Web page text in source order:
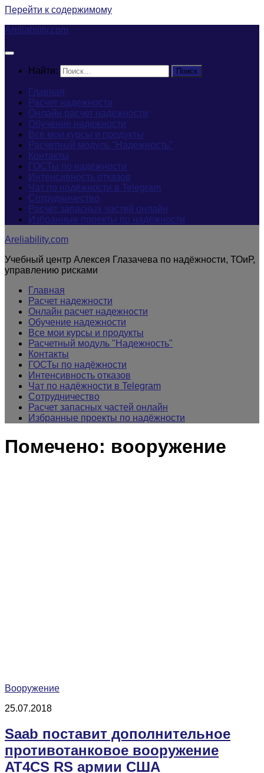
Перейти к содержимому
Areliability.com
Найти:
Главная
Расчет надежности
Онлайн расчет надежности
Обучение надежности
Все мои курсы и продукты
Расчетный модуль "Надежность"
Контакты
ГОСТы по надёжности
Интенсивность отказов
Чат по надёжности в Telegram
Сотрудничество
Расчет запасных частей онлайн
Избранные проекты по надёжности
Areliability.com
Учебный центр Алексея Глазачева по надёжности, ТОиР,
управлению рисками
Главная
Расчет надежности
Онлайн расчет надежности
Обучение надежности
Все мои курсы и продукты
Расчетный модуль "Надежность"
Контакты
ГОСТы по надёжности
Интенсивность отказов
Чат по надёжности в Telegram
Сотрудничество
Расчет запасных частей онлайн
Избранные проекты по надёжности
Помечено: вооружение
Вооружение
25.07.2018
Saab поставит дополнительное
противотанковое вооружение
AT4CS RS армии США